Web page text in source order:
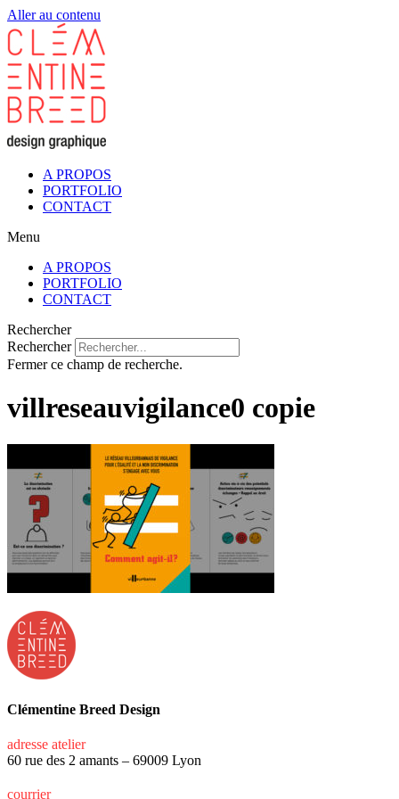
Aller au contenu
A PROPOS
PORTFOLIO
CONTACT
Menu
A PROPOS
PORTFOLIO
CONTACT
Rechercher
Rechercher
Fermer ce champ de recherche.
villreseauvigilance0 copie
Clémentine Breed Design
adresse atelier
60 rue des 2 amants – 69009 Lyon
courrier